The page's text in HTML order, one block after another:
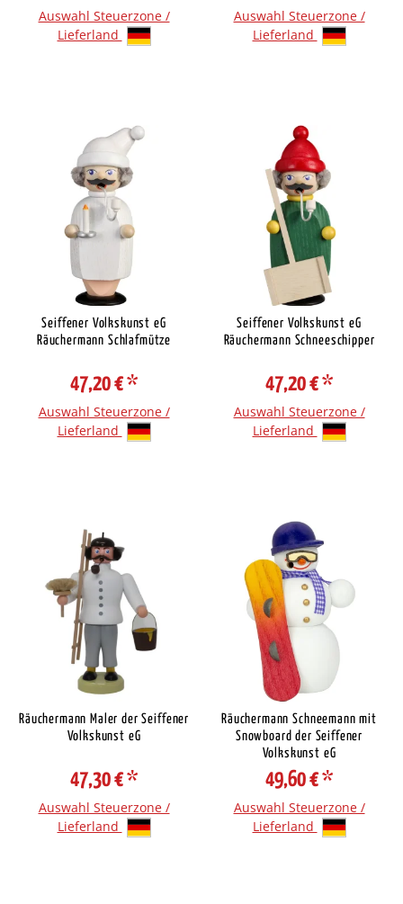
Auswahl Steuerzone /
Lieferland
Auswahl Steuerzone /
Lieferland
Seiffener Volkskunst eG
Räuchermann Schlafmütze
47,20 €*
Auswahl Steuerzone /
Lieferland
Seiffener Volkskunst eG
Räuchermann Schneeschipper
47,20 €*
Auswahl Steuerzone /
Lieferland
Räuchermann Maler der Seiffener
Volkskunst eG
47,30 €*
Auswahl Steuerzone /
Lieferland
Räuchermann Schneemann mit
Snowboard der Seiffener
Volkskunst eG
49,60 €*
Auswahl Steuerzone /
Lieferland